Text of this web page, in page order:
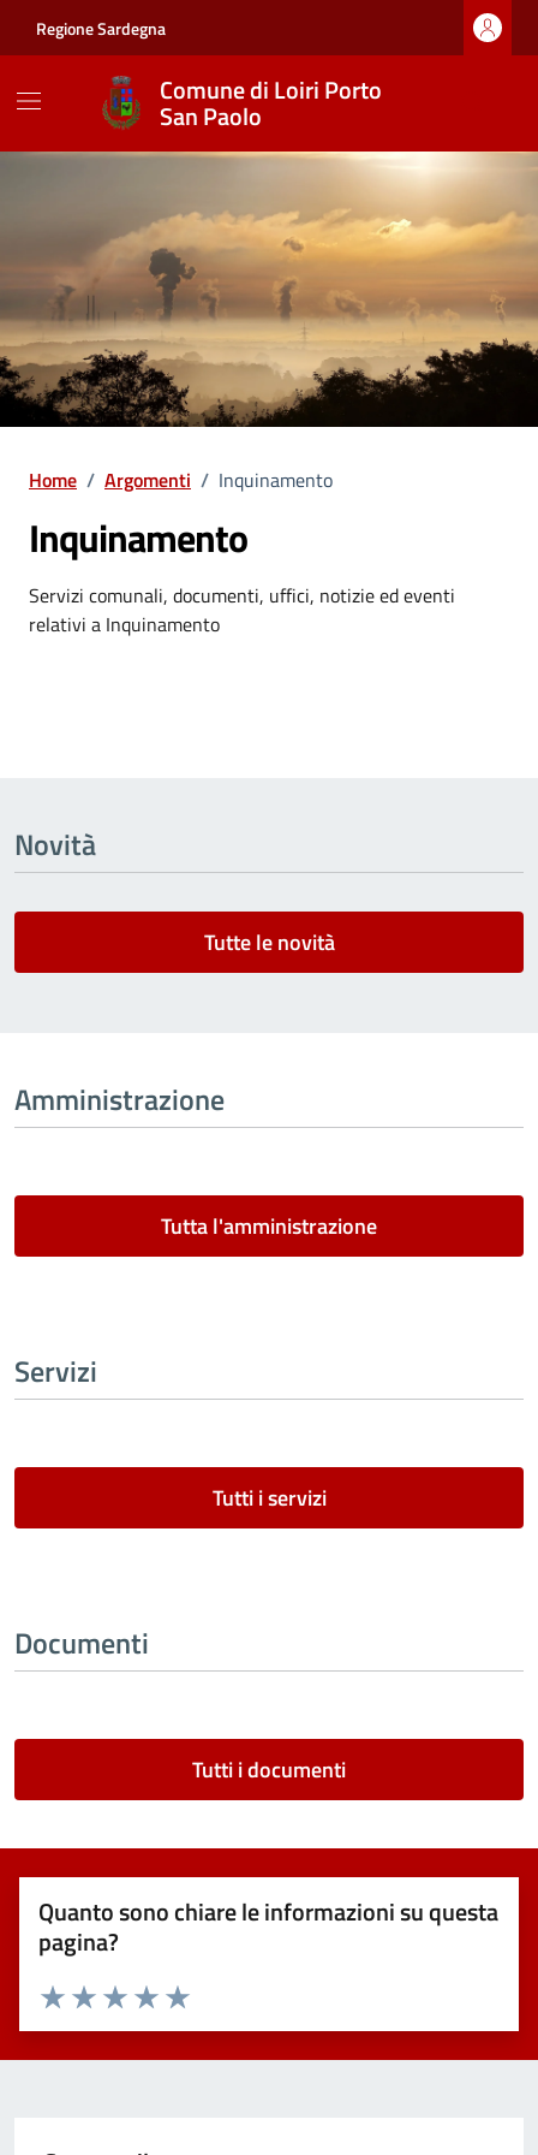
Regione Sardegna
Comune di Loiri Porto
San Paolo
Home / Argomenti / Inquinamento
Inquinamento
Dettagli dell'argomento
Servizi comunali, documenti, uffici, notizie ed eventi
relativi a Inquinamento
Novità
Tutte le novità
Amministrazione
Tutta l'amministrazione
Servizi
Tutti i servizi
Documenti
Tutti i documenti
Quanto sono chiare le informazioni su questa
pagina?
Valuta 5 stelle su 5
Valuta 4 stelle su 5
Valuta 3 stelle su 5
Valuta 2 stelle su 5
Valuta 1 stelle su 5